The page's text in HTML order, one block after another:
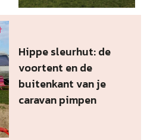
Hippe sleurhut: de
voortent en de
buitenkant van je
caravan pimpen